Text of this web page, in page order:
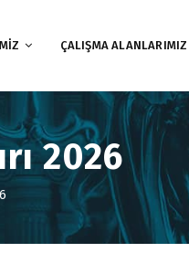
ÇALIŞMA ALANLARIMIZ
2026